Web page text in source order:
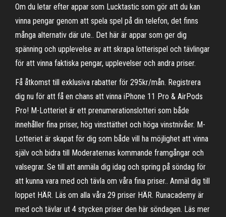
Om du letar efter appar som Lucktastic som gör att du kan
vinna pengar genom att spela spel på din telefon, det finns
många alternativ där ute.. Det här är appar som ger dig
spänning och upplevelse av att skrapa lotterispel och tävlingar
för att vinna faktiska pengar, upplevelser och andra priser.
Få åtkomst till exklusiva rabatter för 295kr/mån. Registrera
dig nu för att få en chans att vinna iPhone 11 Pro & AirPods
Pro! M-Lotteriet är ett prenumerationslotteri som både
innehåller fina priser, hög vinsttäthet och höga vinstnivåer. M-
Lotteriet är skapat för dig som både vill ha möjlighet att vinna
själv och bidra till Moderaternas kommande framgångar och
valsegrar. Se till att anmäla dig idag och spring på söndag för
att kunna vara med och tävla om våra fina priser.. Anmäl dig till
loppet HÄR. Läs om alla våra 29 priser HÄR. Runacademy är
med och tävlar ut 4 stycken priser den här söndagen. Läs mer